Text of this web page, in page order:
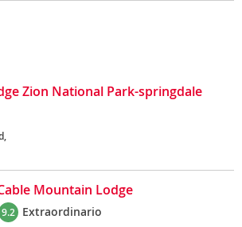
Zion National Park-springdale
Mountain Lodge
9.2 Extraordinario